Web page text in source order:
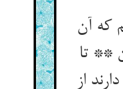
که آن
** تا
از